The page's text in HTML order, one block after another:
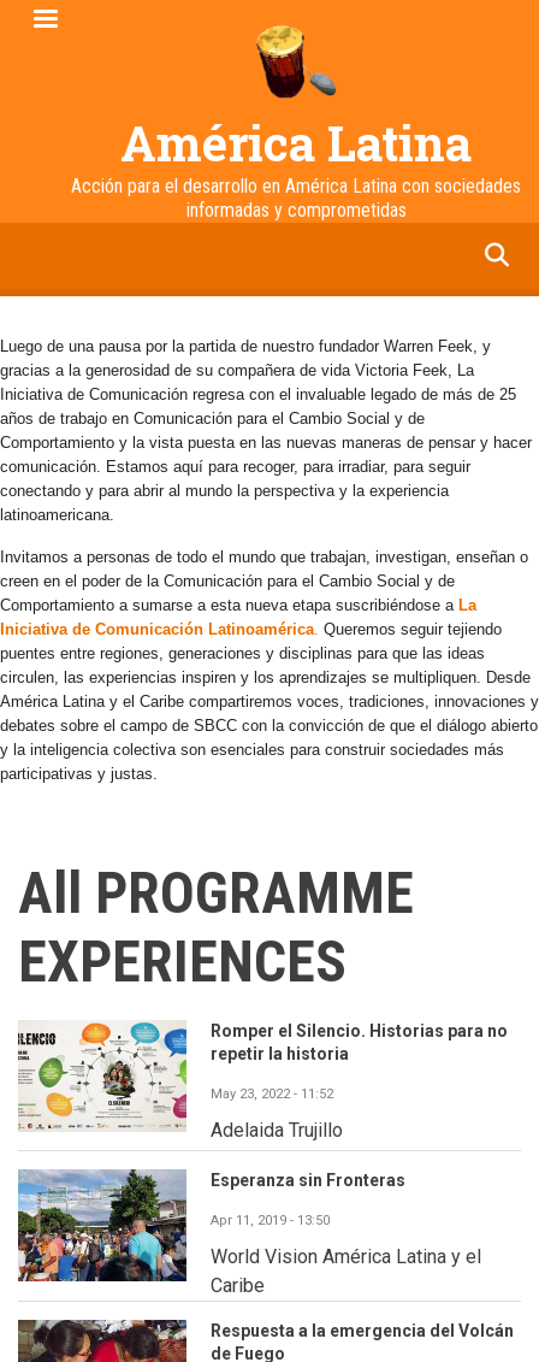
Pasar
América Latina
Acción para el desarrollo en América Latina con sociedades
informadas y comprometidas
Luego de una pausa por la partida de nuestro fundador Warren Feek, y
gracias a la generosidad de su compañera de vida Victoria Feek, La
Iniciativa de Comunicación regresa con el invaluable legado de más de 25
años de trabajo en Comunicación para el Cambio Social y de
Comportamiento y la vista puesta en las nuevas maneras de pensar y hacer
comunicación. Estamos aquí para recoger, para irradiar, para seguir
conectando y para abrir al mundo la perspectiva y la experiencia
latinoamericana.
Invitamos a personas de todo el mundo que trabajan, investigan, enseñan o
creen en el poder de la Comunicación para el Cambio Social y de
Comportamiento a sumarse a esta nueva etapa suscribiéndose a La
Iniciativa de Comunicación Latinoamérica. Queremos seguir tejiendo
puentes entre regiones, generaciones y disciplinas para que las ideas
circulen, las experiencias inspiren y los aprendizajes se multipliquen. Desde
América Latina y el Caribe compartiremos voces, tradiciones, innovaciones y
debates sobre el campo de SBCC con la convicción de que el diálogo abierto
y la inteligencia colectiva son esenciales para construir sociedades más
participativas y justas.
All PROGRAMME
EXPERIENCES
Romper el Silencio. Historias para no
repetir la historia
May 23, 2022 - 11:52
Adelaida Trujillo
Esperanza sin Fronteras
Apr 11, 2019 - 13:50
World Vision América Latina y el
Caribe
Respuesta a la emergencia del Volcán
de Fuego